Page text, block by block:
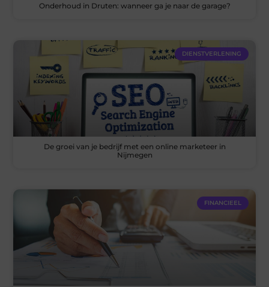
Onderhoud in Druten: wanneer ga je naar de garage?
DIENSTVERLENING
De groei van je bedrijf met een online marketeer in
Nijmegen
FINANCIEEL